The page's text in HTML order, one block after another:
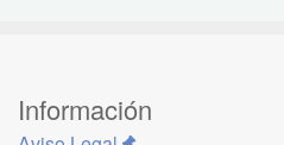
Información